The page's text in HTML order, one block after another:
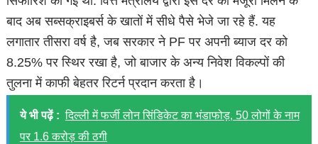
बाद अब सब्सक्राइबर्स के खातों में सीधे पैसे भेजे जा रहे हैं. यह
लगातार तीसरा वर्ष है, जब सरकार ने PF पर अपनी ब्याज दर को
8.25% पर स्थिर रखा है, जो बाजार के अन्य निवेश विकल्पों की
तुलना में काफी बेहतर रिटर्न प्रदान करता है।
ये भी पढ़ें : दिल्ली में फर्जी लोन सिंडिकेट का भंडाफोड़, 50 लोगों के नाम
पर 1.6 करोड़ की ठगी